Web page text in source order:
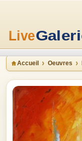
Accueil Oeuvres